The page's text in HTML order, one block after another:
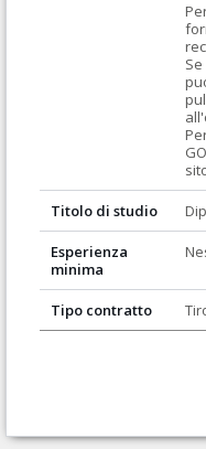
Titolo di studio
Esperienza
minima
Tipo contratto